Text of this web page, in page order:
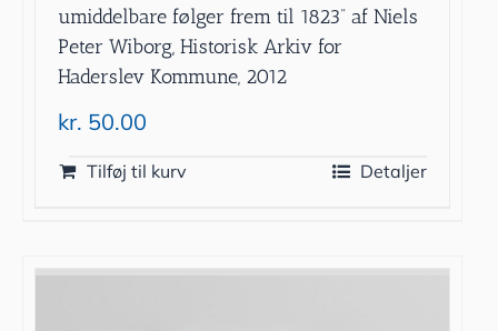
umiddelbare følger frem til 1823” af Niels
Peter Wiborg, Historisk Arkiv for
Haderslev Kommune, 2012
kr. 50.00
Tilføj til kurv Detaljer